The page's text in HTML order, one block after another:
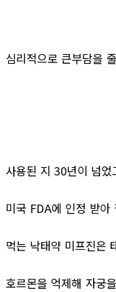
심리적으로 큰부담을
사용된 지 30년이 넘
미국 FDA에 인정 받아
먹는 낙태약 미프진은
호르몬을 억제해 자궁